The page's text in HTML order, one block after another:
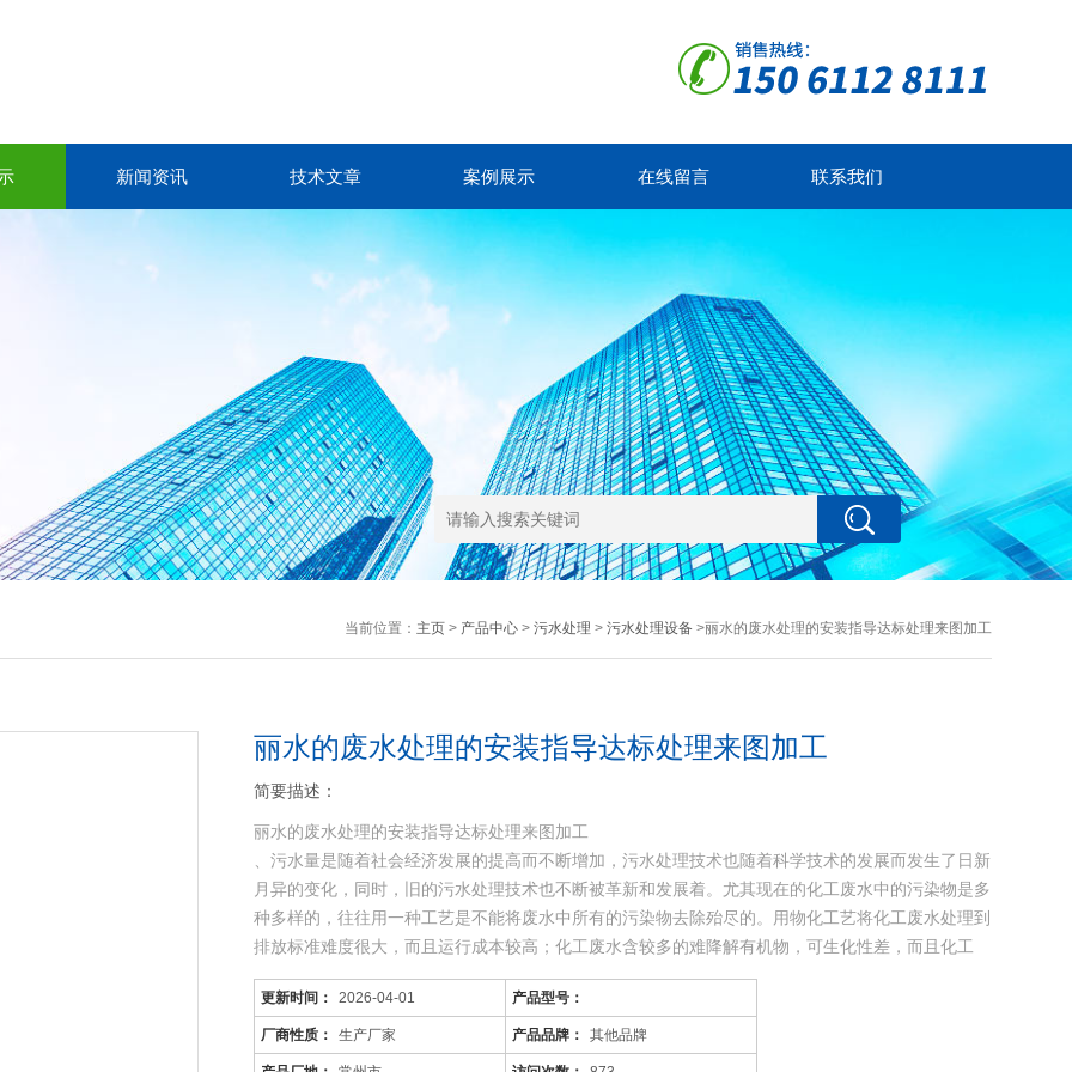
新闻资讯 技术文章 案例展示 在线留言 联系我们
当前位置： 主页> 产品中心> 污水处理 > 污水处理设备>丽水的废水处理的安装指导达标处理来图加工
丽水的废水处理的安装指导达标处理来图加工
简要描述：
丽水的废水处理的安装指导达标处理来图加工
、污水量是随着社会经济发展的提高而不断增加，污水处理技术也随着科学技术的发展而发生了日新
月异的变化，同时，旧的污水处理技术也不断被革新和发展着。尤其现在的化工废水中的污染物是多
种多样的，往往用一种工艺是不能将废水中所有的污染物去除殆尽的。用物化工艺将化工废水处理到
排放标准难度很大，而且运行成本较高；化工废水含较多的难降解有机物，可生化性差，而且化工
更新时间： 2026-04-01 产品型号：
厂商性质： 生产厂家 产品品牌： 其他品牌